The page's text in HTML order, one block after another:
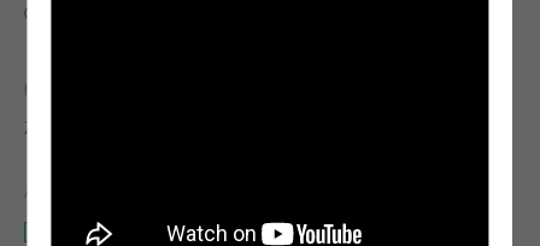
Osservare e imparare
INSEGNANTE
Zoë Hagler
ATTREZZATURA NECESSARIA
Riformatore